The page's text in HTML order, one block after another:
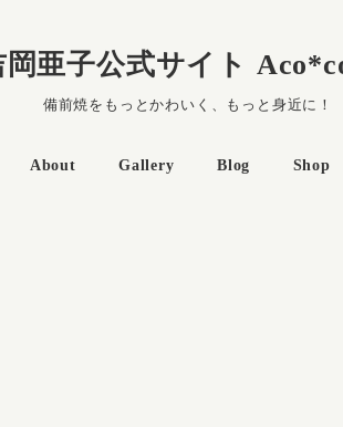
岡亜子公式サイト
備前焼をもっとかわいく、もっと身近に！
About Gallery Blog Shop